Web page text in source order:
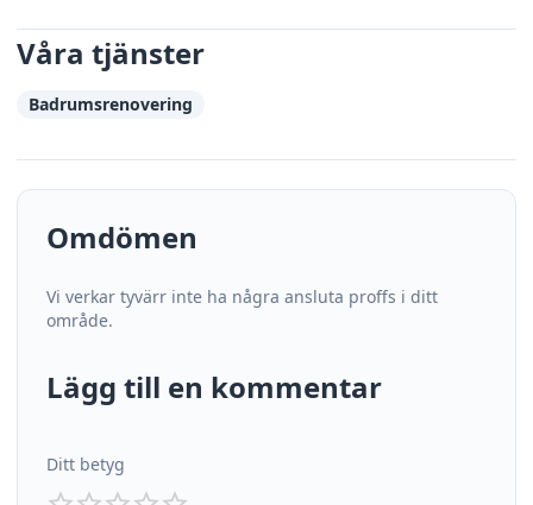
Våra tjänster
Badrumsrenovering
Omdömen
Vi verkar tyvärr inte ha några ansluta proffs i ditt
område.
Lägg till en kommentar
Ditt betyg